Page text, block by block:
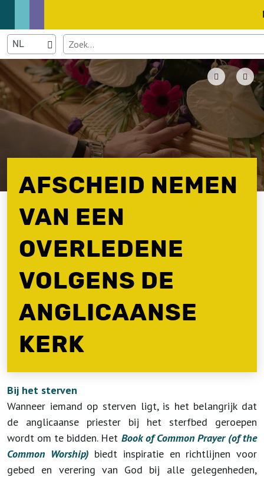
AFSCHEID NEMEN
VAN EEN
OVERLEDENE
VOLGENS DE
ANGLICAANSE
KERK
Bij het sterven
Wanneer iemand op sterven ligt, is het belangrijk dat
de anglicaanse priester bij het sterfbed geroepen
wordt om te bidden. Het Book of Common Prayer (of the
Common Worship) biedt inspiratie en richtlijnen voor
gebed en verering van God bij alle gelegenheden,